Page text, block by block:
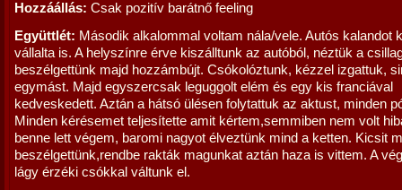
Hozzáállás: Csak pozitív barátnő feeling
Együttlét: Második alkalommal voltam nála/vele. Autós kalandot
vállalta is. A helyszínre érve kiszálltunk az autóból, néztük a
beszélgettünk majd hozzámbújt. Csókolóztunk, kézzel izgattuk,
egymást. Majd egyszercsak leguggolt elém és egy kis franciával
kedveskedett. Aztán a hátsó ülésen folytattuk az aktust, minden
Minden kérésemet teljesítette amit kértem,semmiben nem volt
benne lett végem, baromi nagyot élveztünk mind a ketten. Kicsit
beszélgettünk,rendbe rakták magunkat aztán haza is vittem. A
lágy érzéki csókkal váltunk el.